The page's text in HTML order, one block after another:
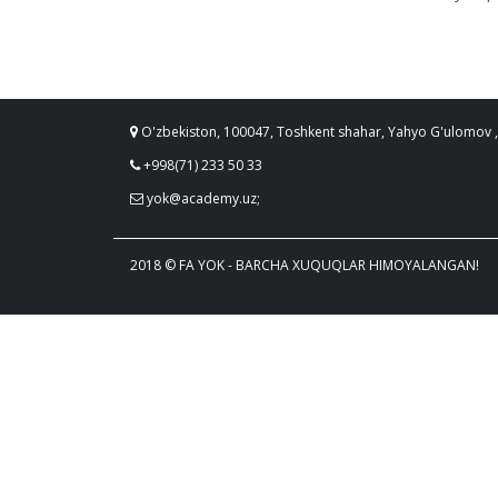
O'zbekiston, 100047, Toshkent shahar, Yahyo G'ulomov
+998(71) 233 50 33
yok@academy.uz;
2018 © FA YOK - BARCHA XUQUQLAR HIMOYALANGAN!